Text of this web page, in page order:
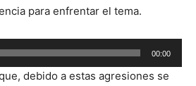
para enfrentar el tema.
00:00
debido a estas agresiones se